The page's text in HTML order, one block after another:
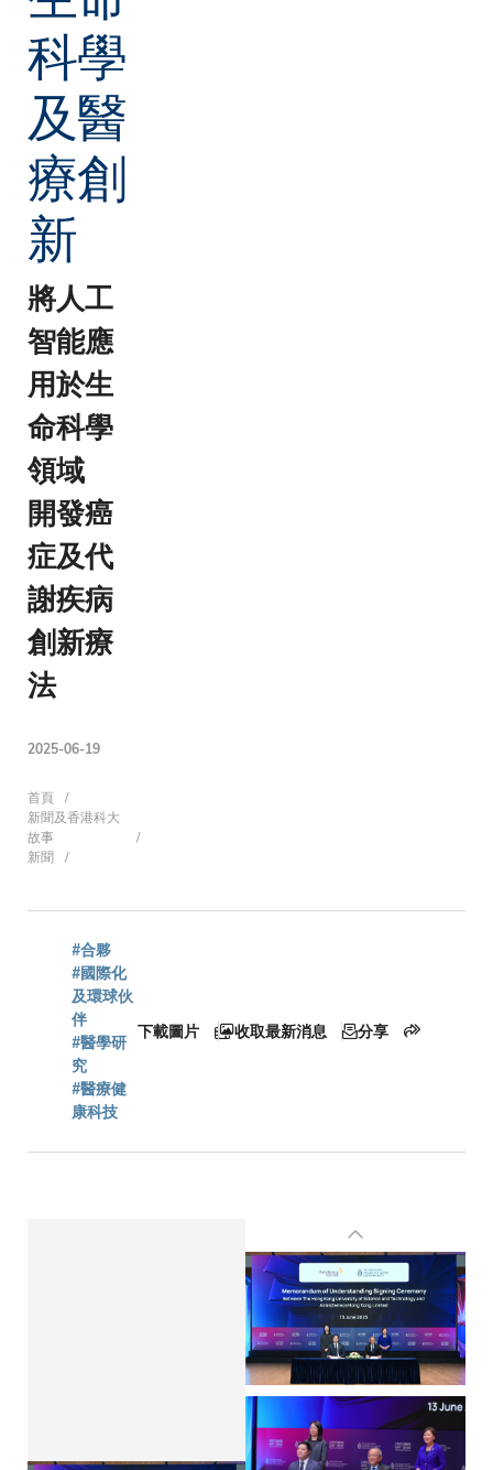
科學
及醫
療創
新
將人工
智能應
用於生
命科學
領域
開發癌
症及代
謝疾病
創新療
法
2025-06-19
導
航
連
結
首頁
新聞及香港科大
故事
新聞
#合夥
#國際化
及環球伙
伴
#醫學研
究
#醫療健
康科技
下載圖片 收取最新消息 分享